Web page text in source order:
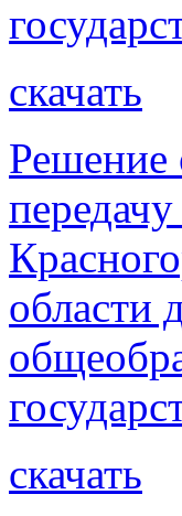
скачать
Решение
области
скачать